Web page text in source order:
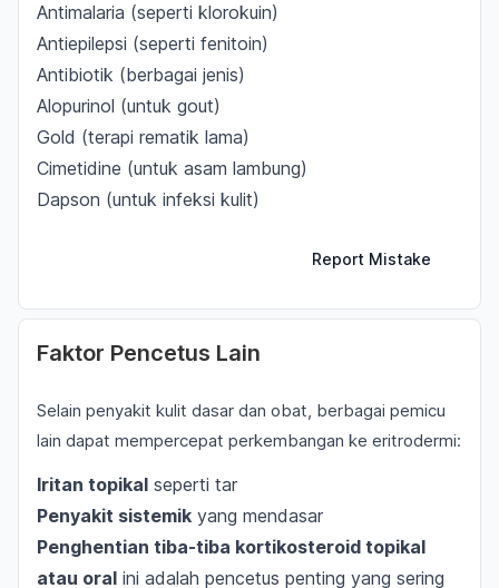
Antimalaria (seperti klorokuin)
Antiepilepsi (seperti fenitoin)
Antibiotik (berbagai jenis)
Alopurinol (untuk gout)
Gold (terapi rematik lama)
Cimetidine (untuk asam lambung)
Dapson (untuk infeksi kulit)
Report Mistake
Faktor Pencetus Lain
Selain penyakit kulit dasar dan obat, berbagai pemicu
lain dapat mempercepat perkembangan ke eritrodermi:
Iritan topikal seperti tar
Penyakit sistemik yang mendasar
Penghentian tiba-tiba kortikosteroid topikal
atau oral ini adalah pencetus penting yang sering